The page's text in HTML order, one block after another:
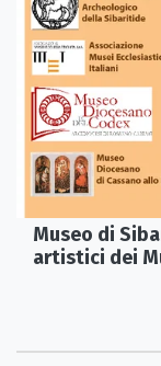
Museo di
artistici dei